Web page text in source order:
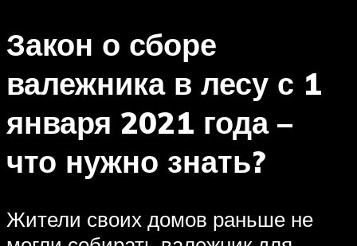
Закон о сборе
валежника в лесу с 1
января 2021 года –
что нужно знать?
Жители своих домов раньше не